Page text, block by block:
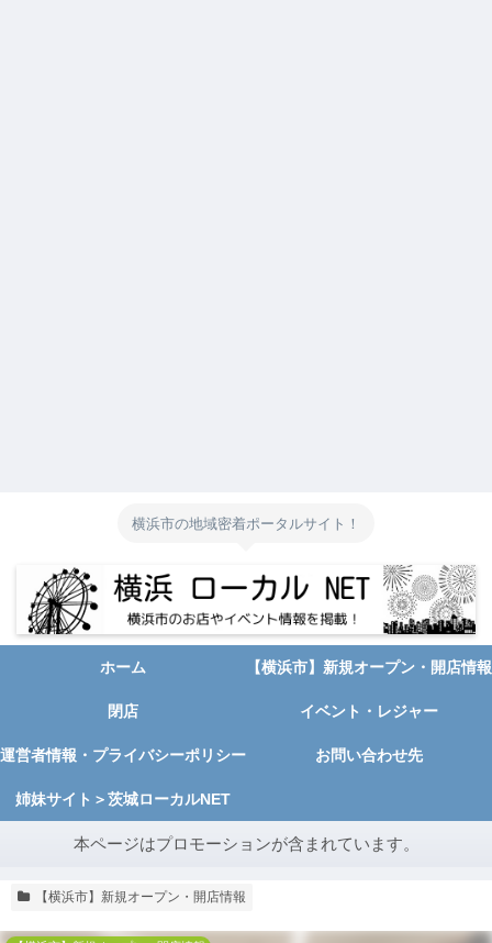
横浜市の地域密着ポータルサイト！
ホーム 【横浜市】新規オープン・開店情報
閉店 イベント・レジャー
運営者情報・プライバシーポリシー お問い合わせ先
姉妹サイト＞茨城ローカルNET
本ページはプロモーションが含まれています。
【横浜市】新規オープン・開店情報